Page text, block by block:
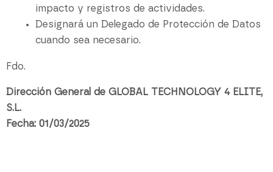
impacto y registros de actividades.
Designará un Delegado de Protección de Datos
cuando sea necesario.
Fdo.
Dirección General de GLOBAL TECHNOLOGY 4 ELITE,
S.L.
Fecha: 01/03/2025